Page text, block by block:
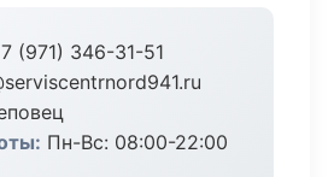
(971) 346-31-51
Пн-Вс: 08:00-22:00